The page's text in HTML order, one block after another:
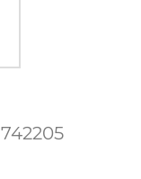
742205